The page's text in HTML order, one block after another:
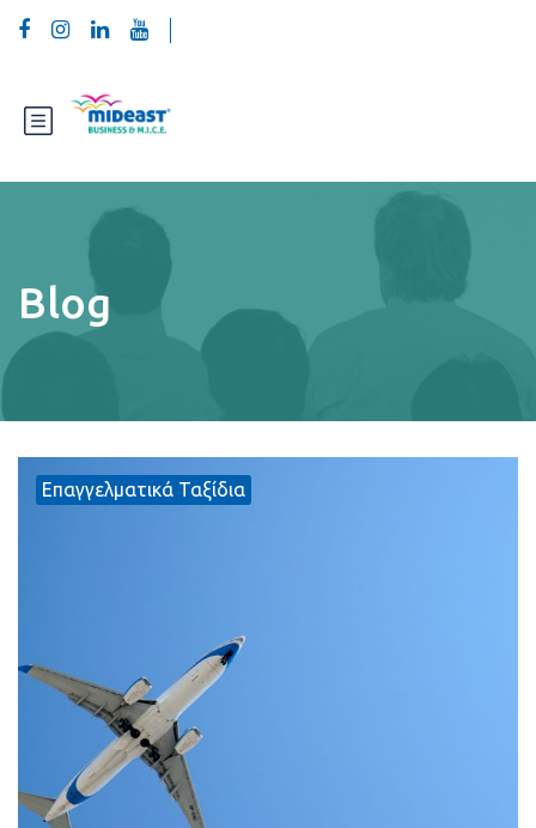
Blog
Επαγγελματικά Ταξίδια